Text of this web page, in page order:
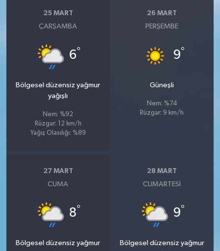
25 MART
ÇARŞAMBA
6°
Bölgesel düzensiz yağmur
yağışlı
Nem: %92
Rüzgar: 12 km/h
Yağış Olasılığı: %89
26 MART
PERŞEMBE
9°
Güneşli
Nem: %74
Rüzgar: 9 km/h
27 MART
CUMA
8°
Bölgesel düzensiz yağmur
28 MART
CUMARTESI
9°
Bölgesel düzensiz yağmur